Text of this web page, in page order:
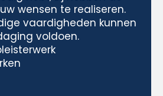
wensen te realiseren.
vaardigheden kunnen
voldoen.